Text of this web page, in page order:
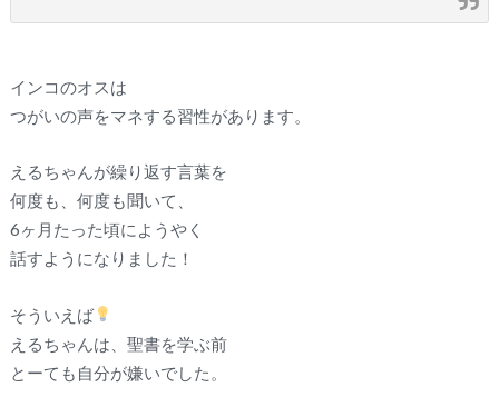
インコのオスは
つがいの声をマネする習性があります。
えるちゃんが繰り返す言葉を
何度も、何度も聞いて、
6ヶ月たった頃にようやく
話すようになりました！
そういえば
えるちゃんは、聖書を学ぶ前
とーても自分が嫌いでした。